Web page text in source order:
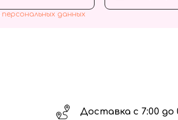
персональных данных
Доставка с 7:00 до